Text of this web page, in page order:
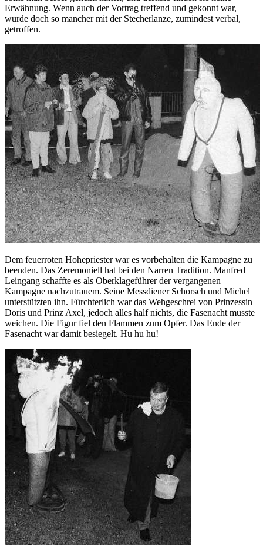
Erwähnung. Wenn auch der Vortrag treffend und gekonnt war,
wurde doch so mancher mit der Stecherlanze, zumindest verbal,
getroffen.
Dem feuerroten Hohepriester war es vorbehalten die Kampagne zu
beenden. Das Zeremoniell hat bei den Narren Tradition. Manfred
Leingang schaffte es als Oberklageführer der vergangenen
Kampagne nachzutrauem. Seine Messdiener Schorsch und Michel
unterstützten ihn. Fürchterlich war das Wehgeschrei von Prinzessin
Doris und Prinz Axel, jedoch alles half nichts, die Fasenacht musste
weichen. Die Figur fiel den Flammen zum Opfer. Das Ende der
Fasenacht war damit besiegelt. Hu hu hu!